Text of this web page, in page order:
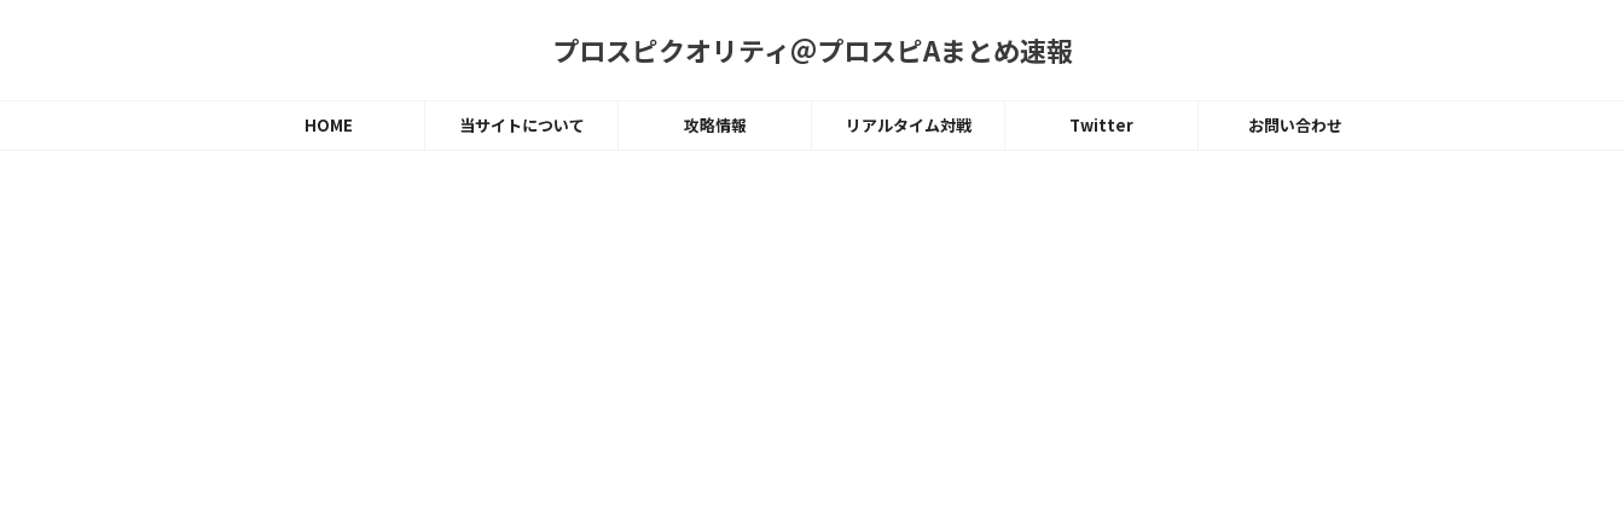
プロスピクオリティ＠プロスピAまとめ速報
HOME 当サイトについて 攻略情報 リアルタイム対戦 Twitter お問い合わせ